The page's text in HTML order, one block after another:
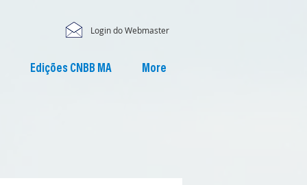
Login do Webmaster
Edições CNBB MA More